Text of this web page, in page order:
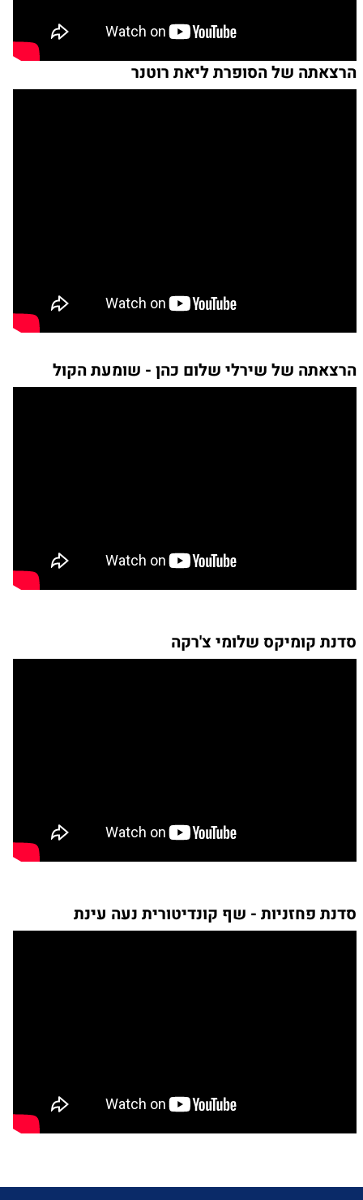
הרצאתה של הסופרת ליאת רוטנר
הרצאתה של שירלי שלום כהן - שומעת הקול
סדנת קומיקס שלומי צ'רקה
סדנת פחזניות - שף קונדיטורית נעה עינת